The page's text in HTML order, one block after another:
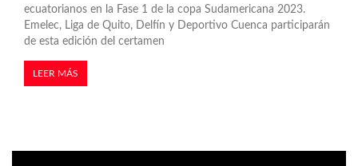
ecuatorianos en la Fase 1 de la copa Sudamericana 2023.
Emelec, Liga de Quito, Delfín y Deportivo Cuenca participarán
de esta edición del certamen
LEER MÁS